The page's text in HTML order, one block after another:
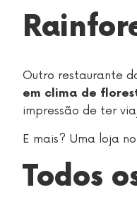
Outro restaurante
em clima de
impressão de ter
E mais? Uma loja
Todos